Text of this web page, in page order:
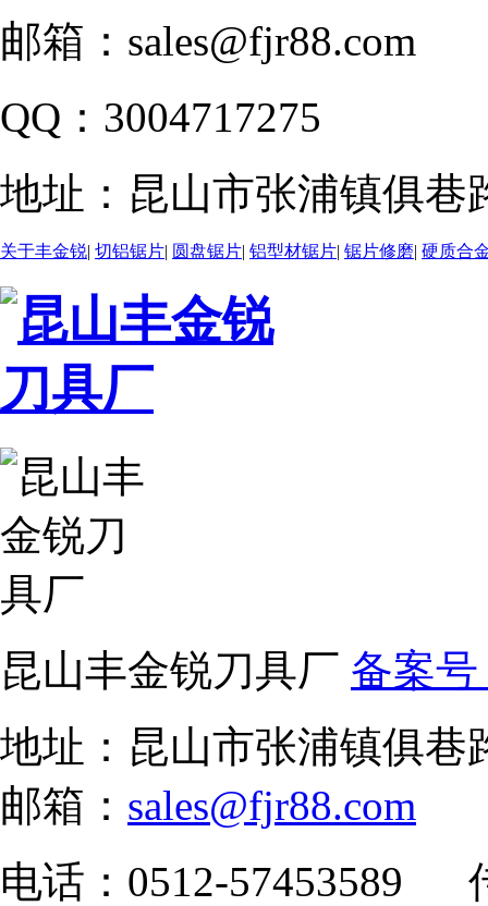
邮箱： sales@fjr88.com
QQ： 3004717275
地址： 昆山市张浦镇俱巷
关于丰金锐| 切铝锯片| 圆盘锯片| 铝型材锯片| 锯片修磨| 硬质合
昆山丰金锐刀具厂 备案号
地址：昆山市张浦镇俱
邮箱： sales@fjr88.com
电话：0512-57453589